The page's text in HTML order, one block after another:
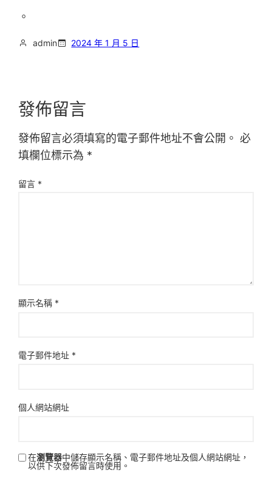
。
admin 2024 年 1 月 5 日
發佈留言
發佈留言必須填寫的電子郵件地址不會公開。 必
填欄位標示為 *
留言 *
顯示名稱 *
電子郵件地址 *
個人網站網址
在瀏覽器中儲存顯示名稱、電子郵件地址及個人網站網址，
以供下次發佈留言時使用。